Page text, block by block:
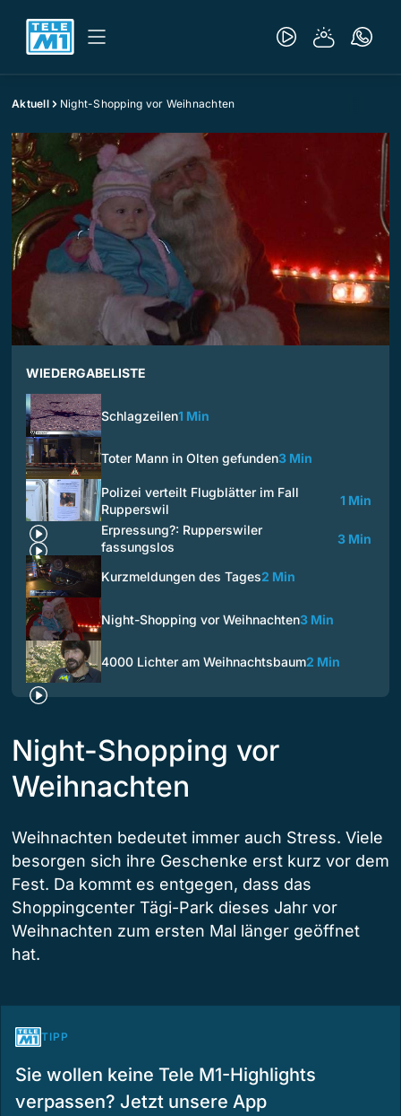
Aktuell Night-Shopping vor Weihnachten
WIEDERGABELISTE
Schlagzeilen1 Min
Toter Mann in Olten gefunden3 Min
Polizei verteilt Flugblätter im Fall
Rupperswil
1 Min
Erpressung?: Rupperswiler
fassungslos
3 Min
Kurzmeldungen des Tages2 Min
Night-Shopping vor Weihnachten3 Min
4000 Lichter am Weihnachtsbaum2 Min
Night-Shopping vor
Weihnachten
Weihnachten bedeutet immer auch Stress. Viele
besorgen sich ihre Geschenke erst kurz vor dem
Fest. Da kommt es entgegen, dass das
Shoppingcenter Tägi-Park dieses Jahr vor
Weihnachten zum ersten Mal länger geöffnet
hat.
TIPP
Sie wollen keine Tele M1-Highlights
verpassen? Jetzt unsere App